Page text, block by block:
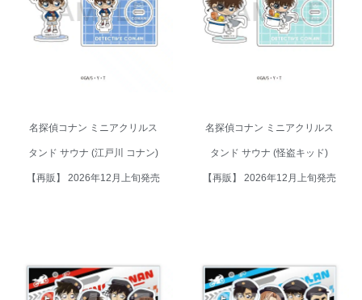
ンド サウナ (江戸川 コナン)【再
販】 2026年12月上旬発売
名探偵コナン ミニアクリルス
タンド サウナ (江戸川 コナン)
【再販】 2026年12月上旬発売
ンド サウナ (怪盗キッド)【再
販】 2026年12月上旬発売
名探偵コナン ミニアクリルス
タンド サウナ (怪盗キッド)
【再販】 2026年12月上旬発売
名探偵コナン ジオラマアクリル
スタンドA チェッカーフラッグ①
名探偵コナン ジオラマアクリル
スタンドB チェッカーフラッグ